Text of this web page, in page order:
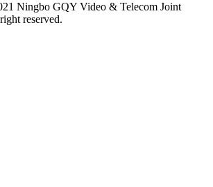
Ningbo GQY Video & Telecom Joint
reserved.